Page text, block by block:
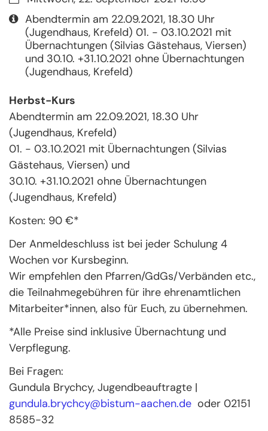
Art bzw. Nummer:
Abendtermin am 22.09.2021, 18.30 Uhr
(Jugendhaus, Krefeld) 01. - 03.10.2021 mit
Übernachtungen (Silvias Gästehaus, Viersen)
und 30.10. +31.10.2021 ohne Übernachtungen
(Jugendhaus, Krefeld)
Herbst-Kurs
Abendtermin am 22.09.2021, 18.30 Uhr
(Jugendhaus, Krefeld)
01. - 03.10.2021 mit Übernachtungen (Silvias
Gästehaus, Viersen) und
30.10. +31.10.2021 ohne Übernachtungen
(Jugendhaus, Krefeld)
Kosten: 90 €*
Der Anmeldeschluss ist bei jeder Schulung 4
Wochen vor Kursbeginn.
Wir empfehlen den Pfarren/GdGs/Verbänden etc.,
die Teilnahmegebühren für ihre ehrenamtlichen
Mitarbeiter*innen, also für Euch, zu übernehmen.
*Alle Preise sind inklusive Übernachtung und
Verpflegung.
Bei Fragen:
Gundula Brychcy, Jugendbeauftragte |
gundula.brychcy@bistum-aachen.de oder 02151
8585-32